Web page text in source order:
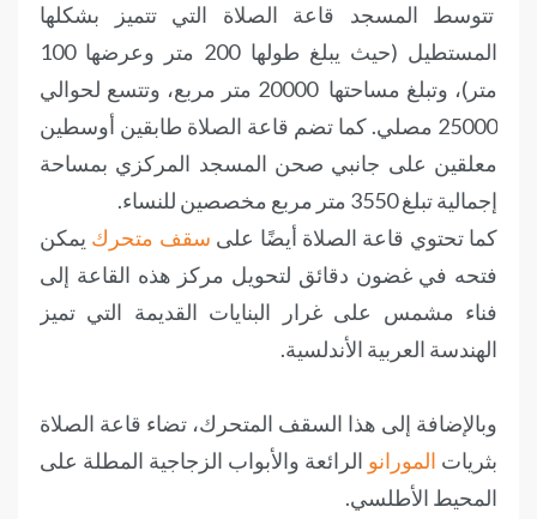
تتوسط المسجد قاعة الصلاة التي تتميز بشكلها
المستطيل (حيث يبلغ طولها 200 متر وعرضها 100
متر)، وتبلغ مساحتها 20000 متر مربع، وتتسع لحوالي
25000 مصلي. كما تضم قاعة الصلاة طابقين أوسطين
معلقين على جانبي صحن المسجد المركزي بمساحة
إجمالية تبلغ 3550 متر مربع مخصصين للنساء.
كما تحتوي قاعة الصلاة أيضًا على سقف متحرك يمكن
فتحه في غضون دقائق لتحويل مركز هذه القاعة إلى
فناء مشمس على غرار البنايات القديمة التي تميز
الهندسة العربية الأندلسية.
وبالإضافة إلى هذا السقف المتحرك، تضاء قاعة الصلاة
بثريات المورانو الرائعة والأبواب الزجاجية المطلة على
المحيط الأطلسي.